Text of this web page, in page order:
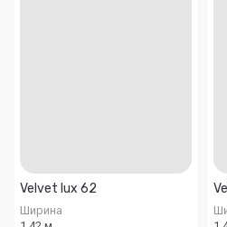
Velvet lux 62
Ширина